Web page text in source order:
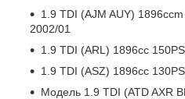
1.9 TDI (AJM AUY)
2002/01
1.9 TDI (ARL) 1896cc
1.9 TDI (ASZ) 1896cc
Модель 1.9 TDI (ATD AXR